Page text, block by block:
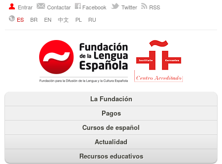
Entrar Contactar Facebook Twitter
RSS
ES
BR EN 中文 PL RU
La Fundación
Pagos
Cursos de español
Actualidad
Recursos educativos